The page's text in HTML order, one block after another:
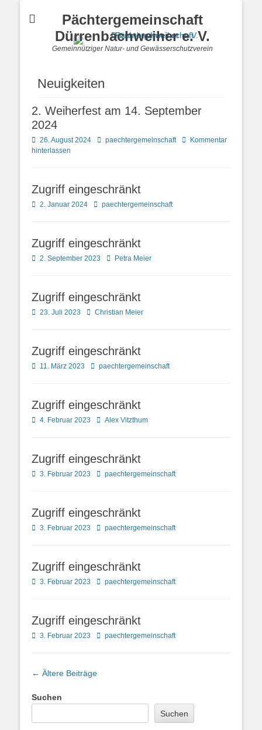
Pächtergemeinschaft
Dürrenbachweiher e. V.
Gemeinnütziger Natur- und Gewässerschutzverein
Neuigkeiten
2. Weiherfest am 14. September
2024
Posted
on
26. August 2024 Autorpaechtergemeinschaft
Kommentar
hinterlassen
Zugriff eingeschränkt
Posted
2. Januar 2024 Autorpaechtergemeinschaft
Zugriff eingeschränkt
Posted
2. September 2023 AutorPetra Meier
Zugriff eingeschränkt
Posted
23. Juli 2023 AutorChristian Meier
Zugriff eingeschränkt
Posted
11. März 2023 Autorpaechtergemeinschaft
Zugriff eingeschränkt
Posted
4. Februar 2023 AutorAlex Vitzthum
Zugriff eingeschränkt
Posted
3. Februar 2023 Autorpaechtergemeinschaft
Zugriff eingeschränkt
Posted
3. Februar 2023 Autorpaechtergemeinschaft
Zugriff eingeschränkt
Posted
3. Februar 2023 Autorpaechtergemeinschaft
Zugriff eingeschränkt
Posted
3. Februar 2023 Autorpaechtergemeinschaft
Beitragsnavigation
← Ältere Beiträge
Suchen
Suchen